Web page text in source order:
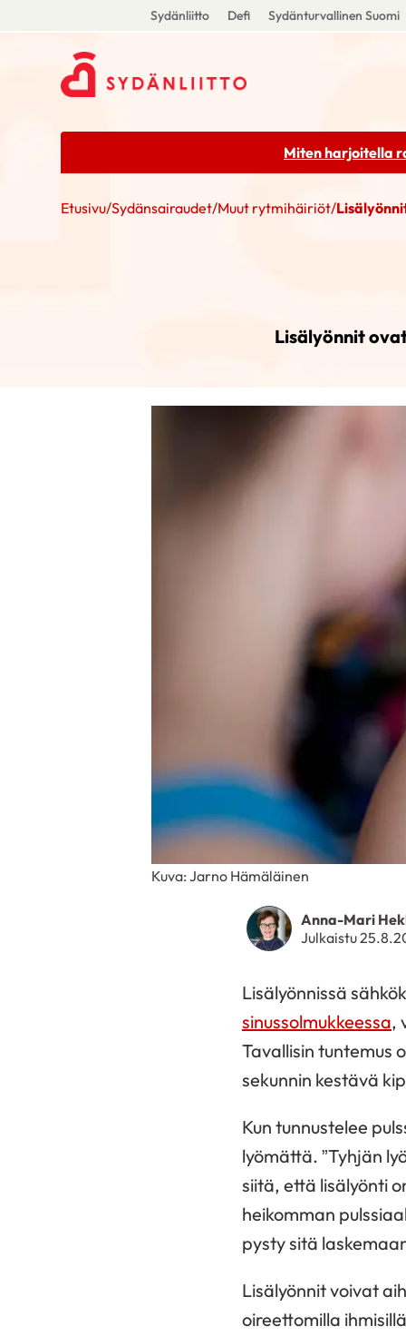
Sydänliitto Defi Sydänturvallinen Suomi
Miten harjoitella
Etusivu/Sydänsairaudet/Muut rytmihäiriöt/
Lisälyönnit
Anna-Mari
Julkaistu
Kuva: Jarno Hämäläinen
Lisälyönnissä
sinussolmukkeessa,
Tavallisin tuntemus
sekunnin kestävä
Kun tunnustelee
lyömättä. ”Tyhjän
siitä, että lisälyönti
heikomman
pysty sitä
Lisälyönnit voivat
oireettomilla